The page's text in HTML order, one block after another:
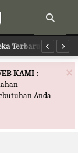
Terbaru
Terbaru
×
KAMI :
Anda